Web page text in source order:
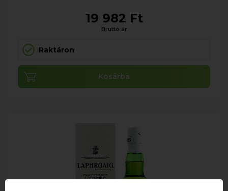
19 982 Ft
Bruttó ár
Raktáron
Kosárba